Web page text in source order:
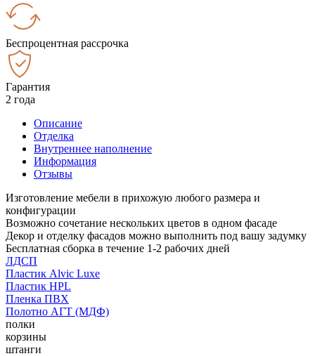
Беспроцентная рассрочка
Гарантия
2 года
Описание
Отделка
Внутреннее наполнение
Информация
Отзывы
Изготовление мебели в прихожую любого размера и
конфигурации
Возможно сочетание нескольких цветов в одном фасаде
Декор и отделку фасадов можно выполнить под вашу задумку
Бесплатная сборка в течение 1-2 рабочих дней
ЛДСП
Пластик Alvic Luxe
Пластик HPL
Пленка ПВХ
Полотно АГТ (МДФ)
полки
корзины
штанги